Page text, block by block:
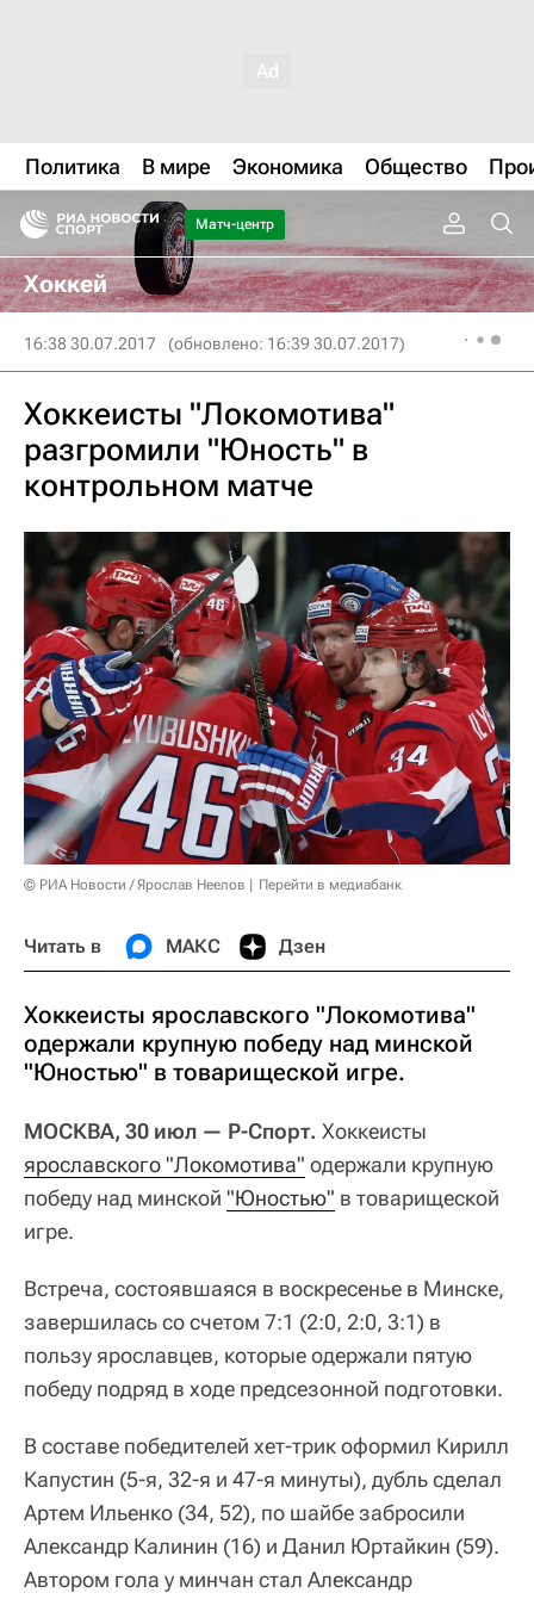
Политика В мире Экономика Общество
Матч-центр
Хоккей
16:38 30.07.2017 (обновлено: 16:39 30.07.2017)
Хоккеисты "Локомотива"
разгромили "Юность" в
контрольном матче
© РИА Новости / Ярослав Неелов Перейти в медиабанк
Читать в МАКС Дзен
Хоккеисты ярославского "Локомотива"
одержали крупную победу над минской
"Юностью" в товарищеской игре.
МОСКВА, 30 июл — Р-Спорт. Хоккеисты
ярославского "Локомотива" одержали крупную
победу над минской "Юностью" в товарищеской
игре.
Встреча, состоявшаяся в воскресенье в Минске,
завершилась со счетом 7:1 (2:0, 2:0, 3:1) в
пользу ярославцев, которые одержали пятую
победу подряд в ходе предсезонной подготовки.
В составе победителей хет-трик оформил Кирилл
Капустин (5-я, 32-я и 47-я минуты), дубль сделал
Артем Ильенко (34, 52), по шайбе забросили
Александр Калинин (16) и Данил Юртайкин (59).
Автором гола у минчан стал Александр